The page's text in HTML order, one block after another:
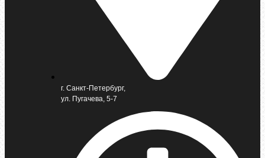
г. Санкт-Петербург,
ул. Пугачева, 5-7